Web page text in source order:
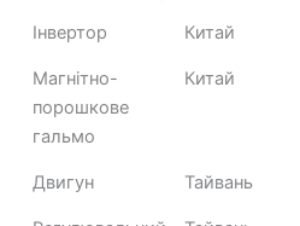
Інвертор Китай
Магнітно-
порошкове
гальмо
Китай
Двигун Тайвань